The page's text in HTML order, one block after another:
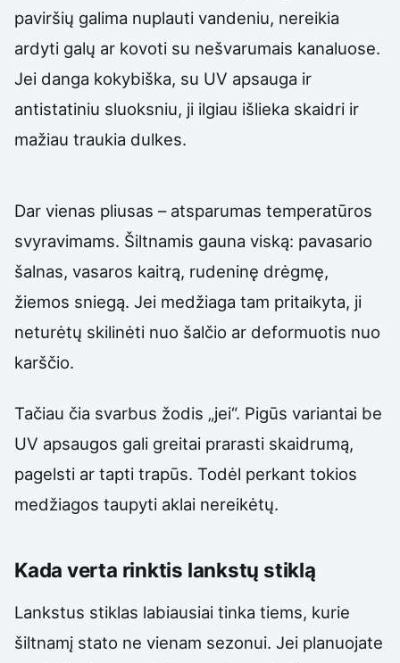
paviršių galima nuplauti vandeniu, nereikia
ardyti galų ar kovoti su nešvarumais kanaluose.
Jei danga kokybiška, su UV apsauga ir
antistatiniu sluoksniu, ji ilgiau išlieka skaidri ir
mažiau traukia dulkes.
Dar vienas pliusas – atsparumas temperatūros
svyravimams. Šiltnamis gauna viską: pavasario
šalnas, vasaros kaitrą, rudeninę drėgmę,
žiemos sniegą. Jei medžiaga tam pritaikyta, ji
neturėtų skilinėti nuo šalčio ar deformuotis nuo
karščio.
Tačiau čia svarbus žodis „jei“. Pigūs variantai be
UV apsaugos gali greitai prarasti skaidrumą,
pagelsti ar tapti trapūs. Todėl perkant tokios
medžiagos taupyti aklai nereikėtų.
Kada verta rinktis lankstų stiklą
Lankstus stiklas labiausiai tinka tiems, kurie
šiltnamį stato ne vienam sezonui. Jei planuojate